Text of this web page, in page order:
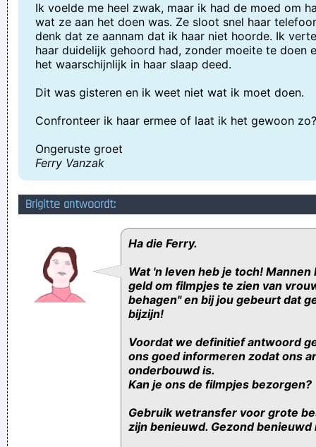
Ik voelde me heel zwak, maar ik had de moed om
wat ze aan het doen was. Ze sloot snel haar
denk dat ze aannam dat ik haar niet hoorde. Ik
haar duidelijk gehoord had, zonder moeite te doen
het waarschijnlijk in haar slaap deed.
Dit was gisteren en ik weet niet wat ik moet doen.
Confronteer ik haar ermee of laat ik het gewoon zo?
Ongeruste groet
Ferry Vanzak
Brigitte antwoordt:
Ha die Ferry.
Wat 'n leven heb je toch! Mannen
geld om filmpjes te zien van
behagen" en bij jou gebeurt dat
bijzijn!
Voordat we definitief antwoord
ons goed informeren zodat ons
onderbouwd is.
Kan je ons de filmpjes bezorgen?
Gebruik wetransfer voor grote
zijn benieuwd. Gezond benieuwd